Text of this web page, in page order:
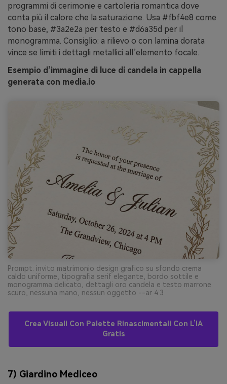
programmi di cerimonie e cartoleria romantica dove
conta più il calore che la saturazione. Usa #fbf4e8 come
tono base, #3a2e2a per testo e #d6a35d per il
monogramma. Consiglio: a rilievo o con lamina dorata
vince se limiti i dettagli metallici all’elemento focale.
Esempio d’immagine di luce di candela in cappella
generata con media.io
Prompt: invito matrimonio design grafico su sfondo crema
caldo uniforme, tipografia serif elegante, bordo sottile e
monogramma delicato, dettagli oro candela e testo marrone
scuro, nessuna mano, nessun oggetto --ar 4:3
Crea Visuali Con Palette Rinascimentali Con L’IA
Gratis
7) Giardino Mediceo